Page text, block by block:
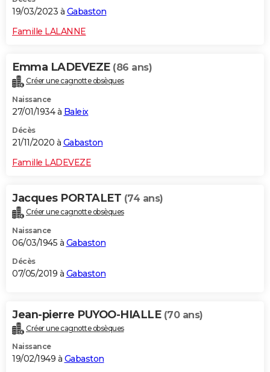
S'inscrire
Se connecter
Lycées
Collèges
Primaires
Universités
Entreprises
Service militaire
Avis de recherche
AVIS DE DÉCÈS
FORUM
19/03/2023 à Gabaston
Famille LALANNE
Emma LADEVEZE (86 ans)
Créer une cagnotte obsèques
Naissance
27/01/1934 à Baleix
Décès
21/11/2020 à Gabaston
Famille LADEVEZE
Jacques PORTALET (74 ans)
Créer une cagnotte obsèques
Naissance
06/03/1945 à Gabaston
Décès
07/05/2019 à Gabaston
Jean-pierre PUYOO-HIALLE (70 ans)
Créer une cagnotte obsèques
Naissance
19/02/1949 à Gabaston